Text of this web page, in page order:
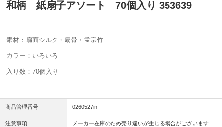
和柄 紙扇子アソート 70個入り 353639
素材：扇面シルク・扇骨・孟宗竹
カラー：いろいろ
入り数：70個入り
商品管理番号 0260527in
注意事項 メーカー在庫のため売り違いが生じる場合がございます